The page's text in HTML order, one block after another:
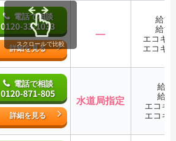
電話で相談
0120-33-1033
詳細を見る
―
給湯
給湯
エコキ
エコキ
電話で相談
0120-871-805
詳細を見る
水道局指定
給
給
エコキ
エコキ
スクロールで比較